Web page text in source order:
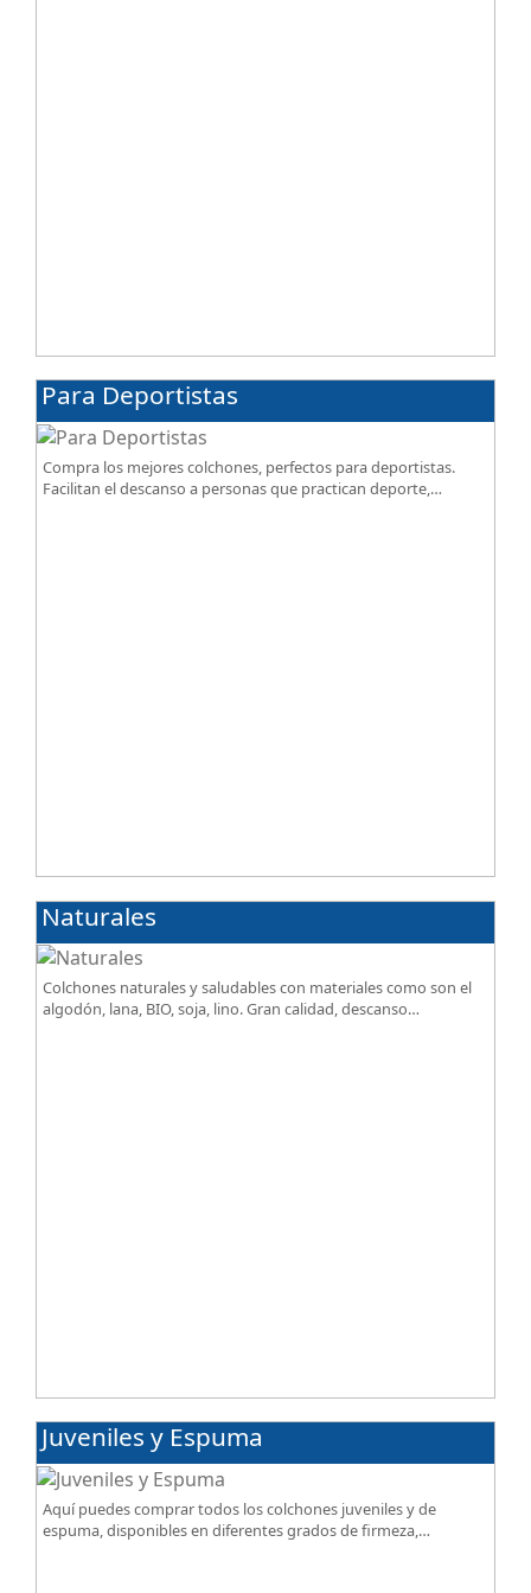
Para Deportistas
Compra los mejores colchones, perfectos para deportistas.
Facilitan el descanso a personas que practican deporte,
Naturales
Colchones naturales y saludables con materiales como son el
algodón, lana, BIO, soja, lino. Gran calidad, descanso
Juveniles y Espuma
Aquí puedes comprar todos los colchones juveniles y de
espuma, disponibles en diferentes grados de firmeza,